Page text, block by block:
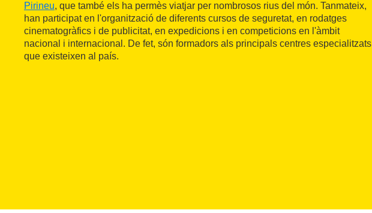
Pirineu, que també els ha permès viatjar per nombrosos rius del món. Tanmateix,
han participat en l'organització de diferents cursos de seguretat, en rodatges
cinematogràfics i de publicitat, en expedicions i en competicions en l'àmbit
nacional i internacional. De fet, són formadors als principals centres especialitzats
que existeixen al país.